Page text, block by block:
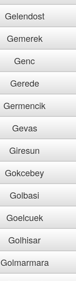
Gelendost
Gemerek
Genc
Gerede
Germencik
Gevas
Giresun
Gokcebey
Golbasi
Goelcuek
Golhisar
Golmarmara